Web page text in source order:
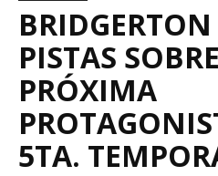
BRIDGERTON
PISTAS
PRÓXIMA
5TA.